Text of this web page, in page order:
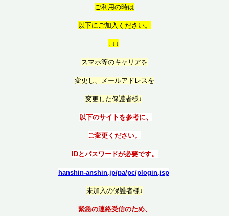
ご利用の時は
以下にご加入ください。
↓↓↓
スマホ等のキャリアを
変更し、メールアドレスを
変更した保護者様↓
以下のサイトを参考に、
ご変更ください。
IDとパスワードが必要です。
hanshin-anshin.jp/pa/pc/plogin.jsp
未加入の保護者様↓
緊急の連絡受信のため、